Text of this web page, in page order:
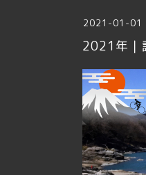
2021-01-01
2021年｜